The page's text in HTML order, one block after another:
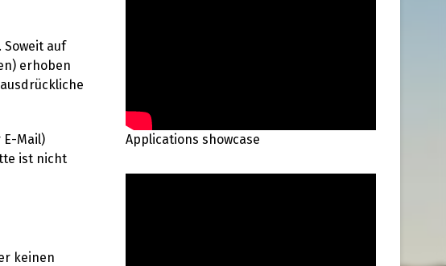
Soweit auf
erhoben
Mail)
ist nicht
keinen
Applications showcase